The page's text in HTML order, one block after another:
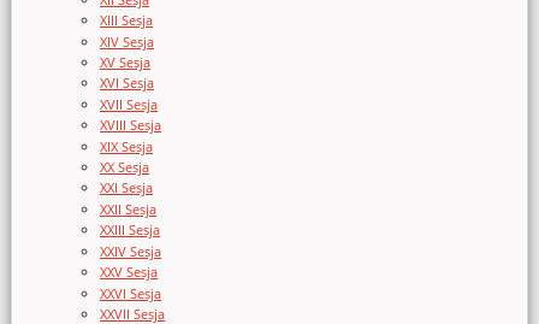
XIII Sesja
XIV Sesja
XV Sesja
XVI Sesja
XVII Sesja
XVIII Sesja
XIX Sesja
XX Sesja
XXI Sesja
XXII Sesja
XXIII Sesja
XXIV Sesja
XXV Sesja
XXVI Sesja
XXVII Sesja